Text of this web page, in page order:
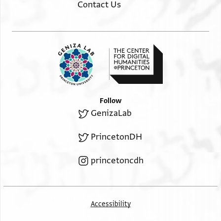
אלמק[אם פי] מליג
Contact Us
Follow
GenizaLab
PrincetonDH
princetoncdh
Accessibility